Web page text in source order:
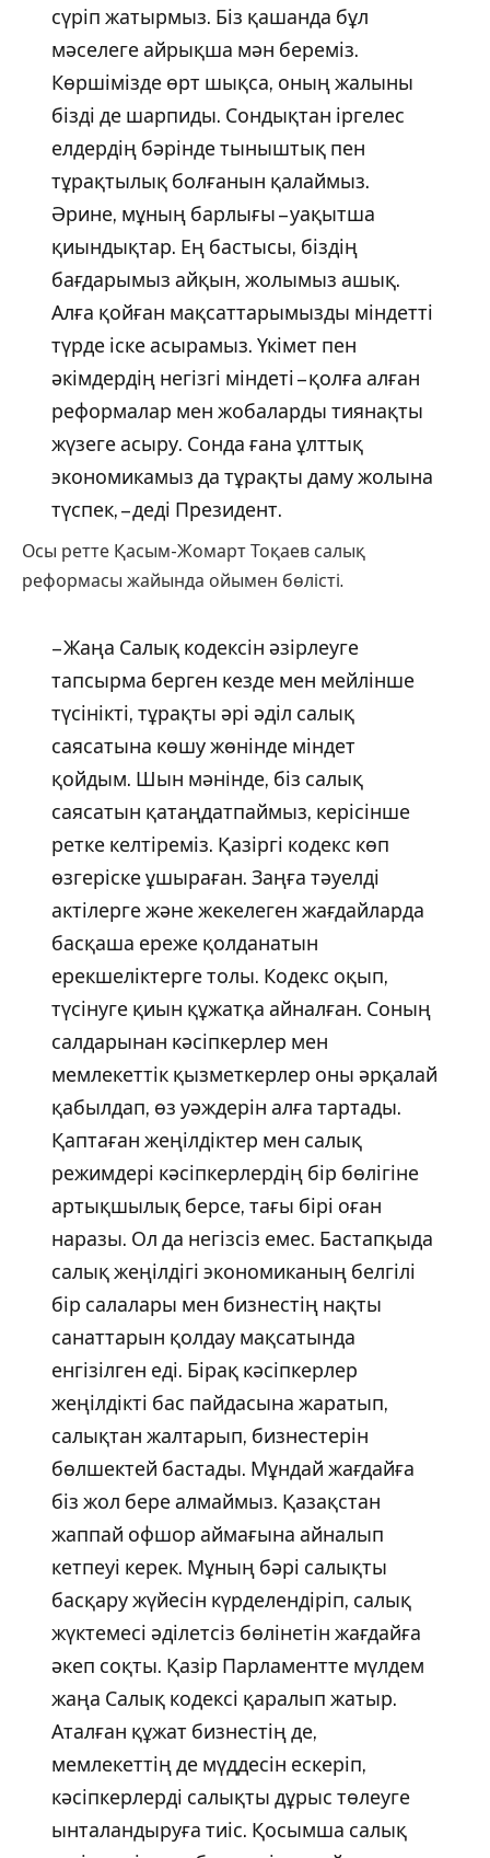
сүріп жатырмыз. Біз қашанда бұл
мәселеге айрықша мән береміз.
Көршімізде өрт шықса, оның жалыны
бізді де шарпиды. Сондықтан іргелес
елдердің бәрінде тыныштық пен
тұрақтылық болғанын қалаймыз.
Әрине, мұның барлығы – уақытша
қиындықтар. Ең бастысы, біздің
бағдарымыз айқын, жолымыз ашық.
Алға қойған мақсаттарымызды міндетті
түрде іске асырамыз. Үкімет пен
әкімдердің негізгі міндеті – қолға алған
реформалар мен жобаларды тиянақты
жүзеге асыру. Сонда ғана ұлттық
экономикамыз да тұрақты даму жолына
түспек, – деді Президент.
Осы ретте Қасым-Жомарт Тоқаев салық
реформасы жайында ойымен бөлісті.
– Жаңа Салық кодексін әзірлеуге
тапсырма берген кезде мен мейлінше
түсінікті, тұрақты әрі әділ салық
саясатына көшу жөнінде міндет
қойдым. Шын мәнінде, біз салық
саясатын қатаңдатпаймыз, керісінше
ретке келтіреміз. Қазіргі кодекс көп
өзгеріске ұшыраған. Заңға тәуелді
актілерге және жекелеген жағдайларда
басқаша ереже қолданатын
ерекшеліктерге толы. Кодекс оқып,
түсінуге қиын құжатқа айналған. Соның
салдарынан кәсіпкерлер мен
мемлекеттік қызметкерлер оны әрқалай
қабылдап, өз уәждерін алға тартады.
Қаптаған жеңілдіктер мен салық
режимдері кәсіпкерлердің бір бөлігіне
артықшылық берсе, тағы бірі оған
наразы. Ол да негізсіз емес. Бастапқыда
салық жеңілдігі экономиканың белгілі
бір салалары мен бизнестің нақты
санаттарын қолдау мақсатында
енгізілген еді. Бірақ кәсіпкерлер
жеңілдікті бас пайдасына жаратып,
салықтан жалтарып, бизнестерін
бөлшектей бастады. Мұндай жағдайға
біз жол бере алмаймыз. Қазақстан
жаппай офшор аймағына айналып
кетпеуі керек. Мұның бәрі салықты
басқару жүйесін күрделендіріп, салық
жүктемесі әділетсіз бөлінетін жағдайға
әкеп соқты. Қазір Парламентте мүлдем
жаңа Салық кодексі қаралып жатыр.
Аталған құжат бизнестің де,
мемлекеттің де мүддесін ескеріп,
кәсіпкерлерді салықты дұрыс төлеуге
ынталандыруға тиіс. Қосымша салық